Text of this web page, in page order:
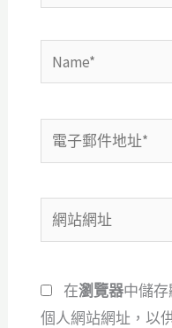
Name*
電
子
件
地
*
網
站
址
在瀏覽器中儲
個人網站網址，以